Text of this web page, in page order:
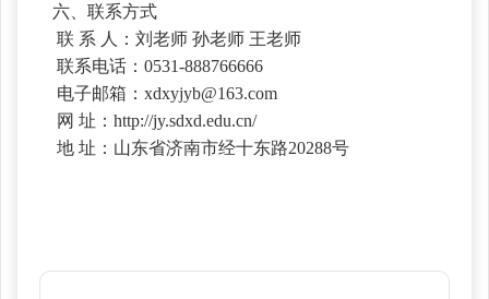
六、联系方式
联 系 人：刘老师 孙老师 王老师
联系电话： 0531-888766666
电子邮箱： xdxyjyb@163.com
网 址： http://jy.sdxd.edu.cn/
地 址：山东省济南市经十东路20288号